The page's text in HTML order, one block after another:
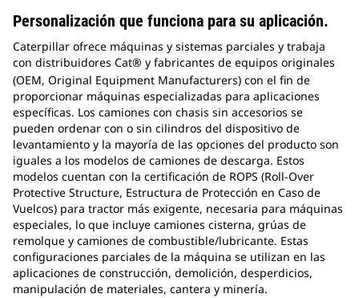
Personalización que funciona para su aplicación.
Caterpillar ofrece máquinas y sistemas parciales y trabaja
con distribuidores Cat® y fabricantes de equipos originales
(OEM, Original Equipment Manufacturers) con el fin de
proporcionar máquinas especializadas para aplicaciones
específicas. Los camiones con chasis sin accesorios se
pueden ordenar con o sin cilindros del dispositivo de
levantamiento y la mayoría de las opciones del producto son
iguales a los modelos de camiones de descarga. Estos
modelos cuentan con la certificación de ROPS (Roll-Over
Protective Structure, Estructura de Protección en Caso de
Vuelcos) para tractor más exigente, necesaria para máquinas
especiales, lo que incluye camiones cisterna, grúas de
remolque y camiones de combustible/lubricante. Estas
configuraciones parciales de la máquina se utilizan en las
aplicaciones de construcción, demolición, desperdicios,
manipulación de materiales, cantera y minería.